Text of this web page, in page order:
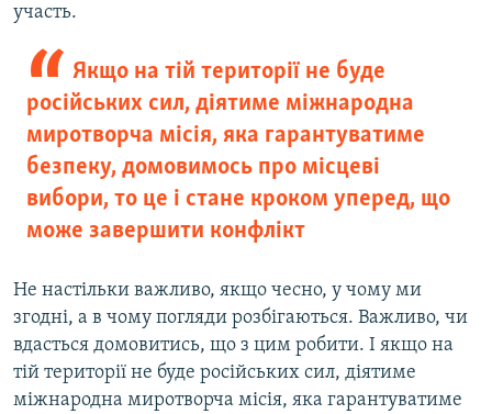
участь.
Якщо на тій території не буде
російських сил, діятиме міжнародна
миротворча місія, яка гарантуватиме
безпеку, домовимось про місцеві
вибори, то це і стане кроком уперед, що
може завершити конфлікт
Не настільки важливо, якщо чесно, у чому ми
згодні, а в чому погляди розбігаються. Важливо, чи
вдасться домовитись, що з цим робити. І якщо на
тій території не буде російських сил, діятиме
міжнародна миротворча місія, яка гарантуватиме